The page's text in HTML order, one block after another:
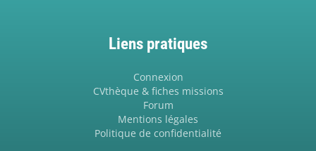
Liens pratiques
Connexion
CVthèque & fiches missions
Forum
Mentions légales
Politique de confidentialité